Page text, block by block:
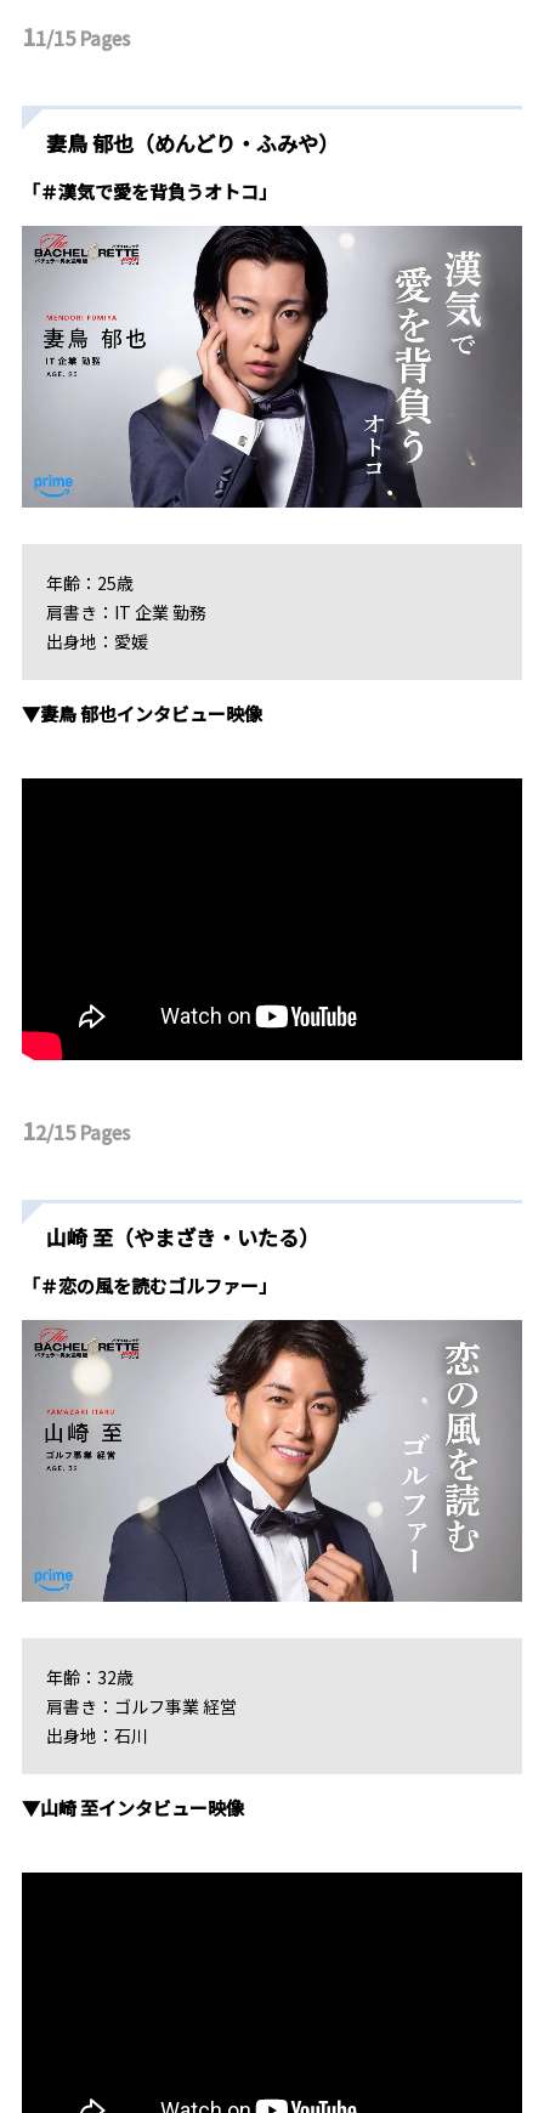
11/15Pages
妻鳥 郁也（めんどり・ふみや）
「＃漢気で愛を背負うオトコ」
年齢：25歳
肩書き：IT 企業 勤務
出身地：愛媛
▼妻鳥 郁也インタビュー映像
12/15Pages
山崎 至（やまざき・いたる）
「＃恋の風を読むゴルファー」
年齢：32歳
肩書き：ゴルフ事業 経営
出身地：石川
▼山崎 至インタビュー映像